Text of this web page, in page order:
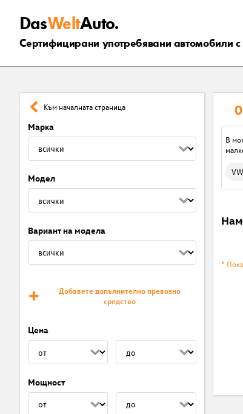
DasWeltAuto.
Сертифицирани употребявани автомобили
Към началната страница
Марка
Модел
Вариант на модела
Добавете допълнително превозно
средство
Цена
Мощност
0
В
*